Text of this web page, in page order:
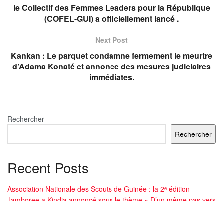
le Collectif des Femmes Leaders pour la République
(COFEL-GUI) a officiellement lancé .
Next Post
Kankan : Le parquet condamne fermement le meurtre
d’Adama Konaté et annonce des mesures judiciaires
immédiates.
Rechercher
Rechercher
Recent Posts
Association Nationale des Scouts de Guinée : la 2ᵉ édition